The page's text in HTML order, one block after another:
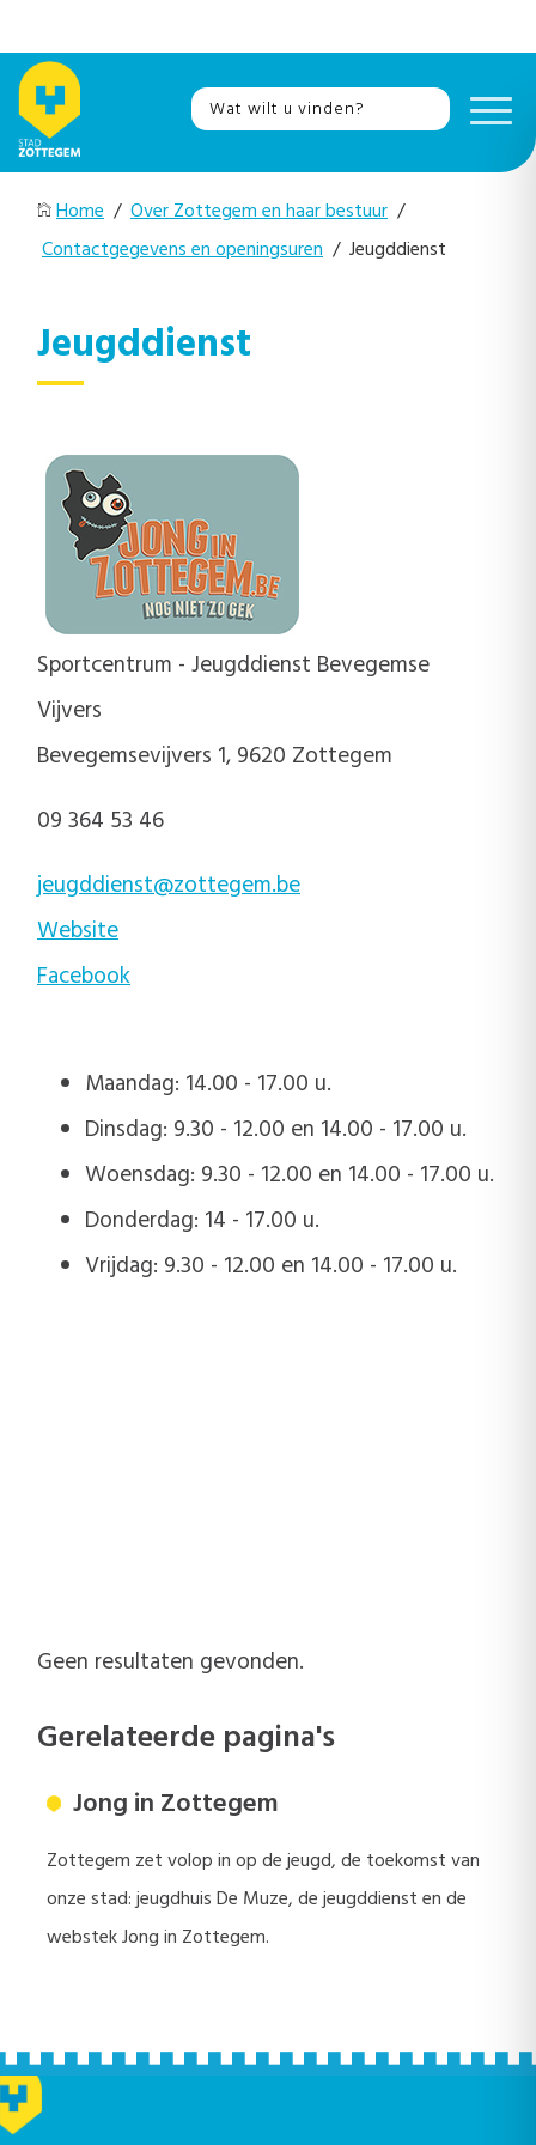
Home / Over Zottegem en haar bestuur /
Contactgegevens en openingsuren / Jeugddienst
Jeugddienst
Sportcentrum - Jeugddienst Bevegemse
Vijvers
Bevegemsevijvers 1, 9620 Zottegem
09 364 53 46
jeugddienst@zottegem.be
Website
Facebook
Maandag: 14.00 - 17.00 u.
Dinsdag: 9.30 - 12.00 en 14.00 - 17.00 u.
Woensdag: 9.30 - 12.00 en 14.00 - 17.00 u.
Donderdag: 14 - 17.00 u.
Vrijdag: 9.30 - 12.00 en 14.00 - 17.00 u.
Geen resultaten gevonden.
Gerelateerde pagina's
Jong in Zottegem
Zottegem zet volop in op de jeugd, de toekomst van
onze stad: jeugdhuis De Muze, de jeugddienst en de
webstek Jong in Zottegem.